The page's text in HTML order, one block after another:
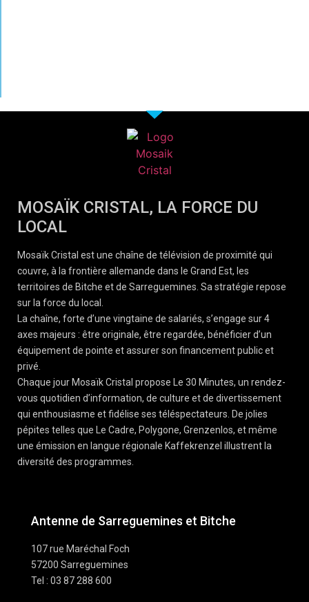
MOSAÏK CRISTAL, LA FORCE DU
LOCAL
Mosaïk Cristal est une chaîne de télévision de proximité qui
couvre, à la frontière allemande dans le Grand Est, les
territoires de Bitche et de Sarreguemines. Sa stratégie repose
sur la force du local.
La chaîne, forte d’une vingtaine de salariés, s’engage sur 4
axes majeurs : être originale, être regardée, bénéficier d’un
équipement de pointe et assurer son financement public et
privé.
Chaque jour Mosaïk Cristal propose Le 30 Minutes, un rendez-
vous quotidien d’information, de culture et de divertissement
qui enthousiasme et fidélise ses téléspectateurs. De jolies
pépites telles que Le Cadre, Polygone, Grenzenlos, et même
une émission en langue régionale Kaffekrenzel illustrent la
diversité des programmes.
Antenne de Sarreguemines et Bitche
107 rue Maréchal Foch
57200 Sarreguemines
Tel : 03 87 288 600